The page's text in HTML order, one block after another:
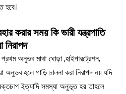
হবে।
করার সময় কি ভারী যন্ত্রপাতি
নিরাপদ
অনুভব মাথা ঘোড়া ,হাইপারট্রেশন,
অনুভব হলে গাড়ি চালনা করা নিরাপদ নয় যদি
ইত্যাদি সমস্যা অনুভূত হয় তাহলে